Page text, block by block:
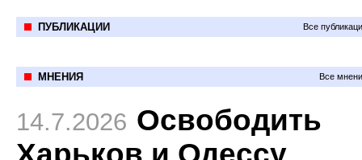
ПУБЛИКАЦИИ Все
МНЕНИЯ Все
14.7.2026 Освободить